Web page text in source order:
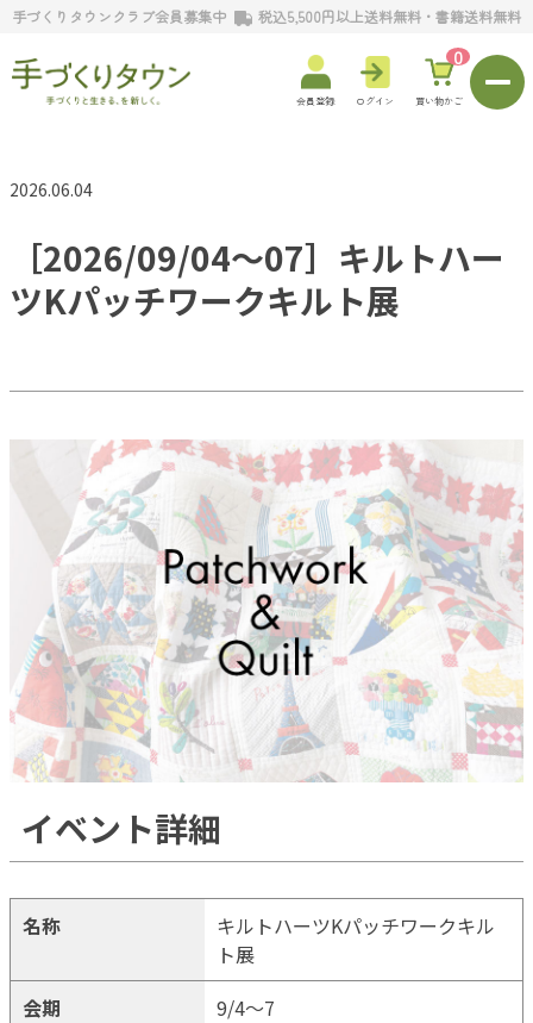
手づくりタウンクラブ会員募集中 税込5,500円以上送料無料・書籍送料無料
会員登録 ログイン 買い物かご
0
2026.06.04
［2026/09/04～07］キルトハー
ツKパッチワークキルト展
イベント詳細
名称
キルトハーツKパッチワークキル
ト展
会期
9/4～7